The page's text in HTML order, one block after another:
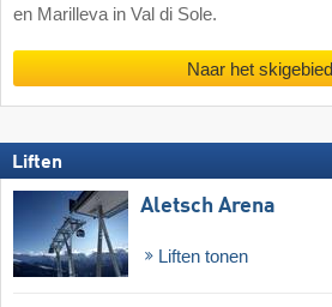
en Marilleva in Val di Sole.
Naar het skigebied
Liften
Aletsch Arena
Liften tonen